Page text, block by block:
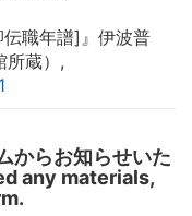
伝職年譜]』伊波普
所蔵）,
からお知らせいた
any materials,